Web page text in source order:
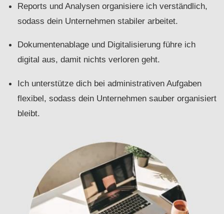
Reports und Analysen organisiere ich verständlich,
sodass dein Unternehmen stabiler arbeitet.
Dokumentenablage und Digitalisierung führe ich
digital aus, damit nichts verloren geht.
Ich unterstütze dich bei administrativen Aufgaben
flexibel, sodass dein Unternehmen sauber organisiert
bleibt.